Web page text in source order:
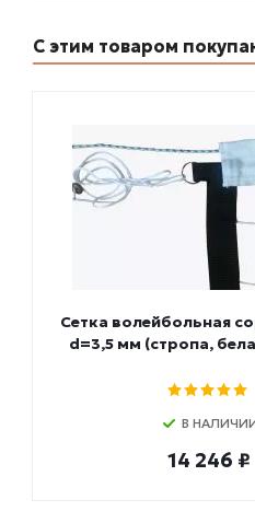
С этим товаром
Сетка волейбольная
d=3,5 мм (стропа,
В
14 246 ₽